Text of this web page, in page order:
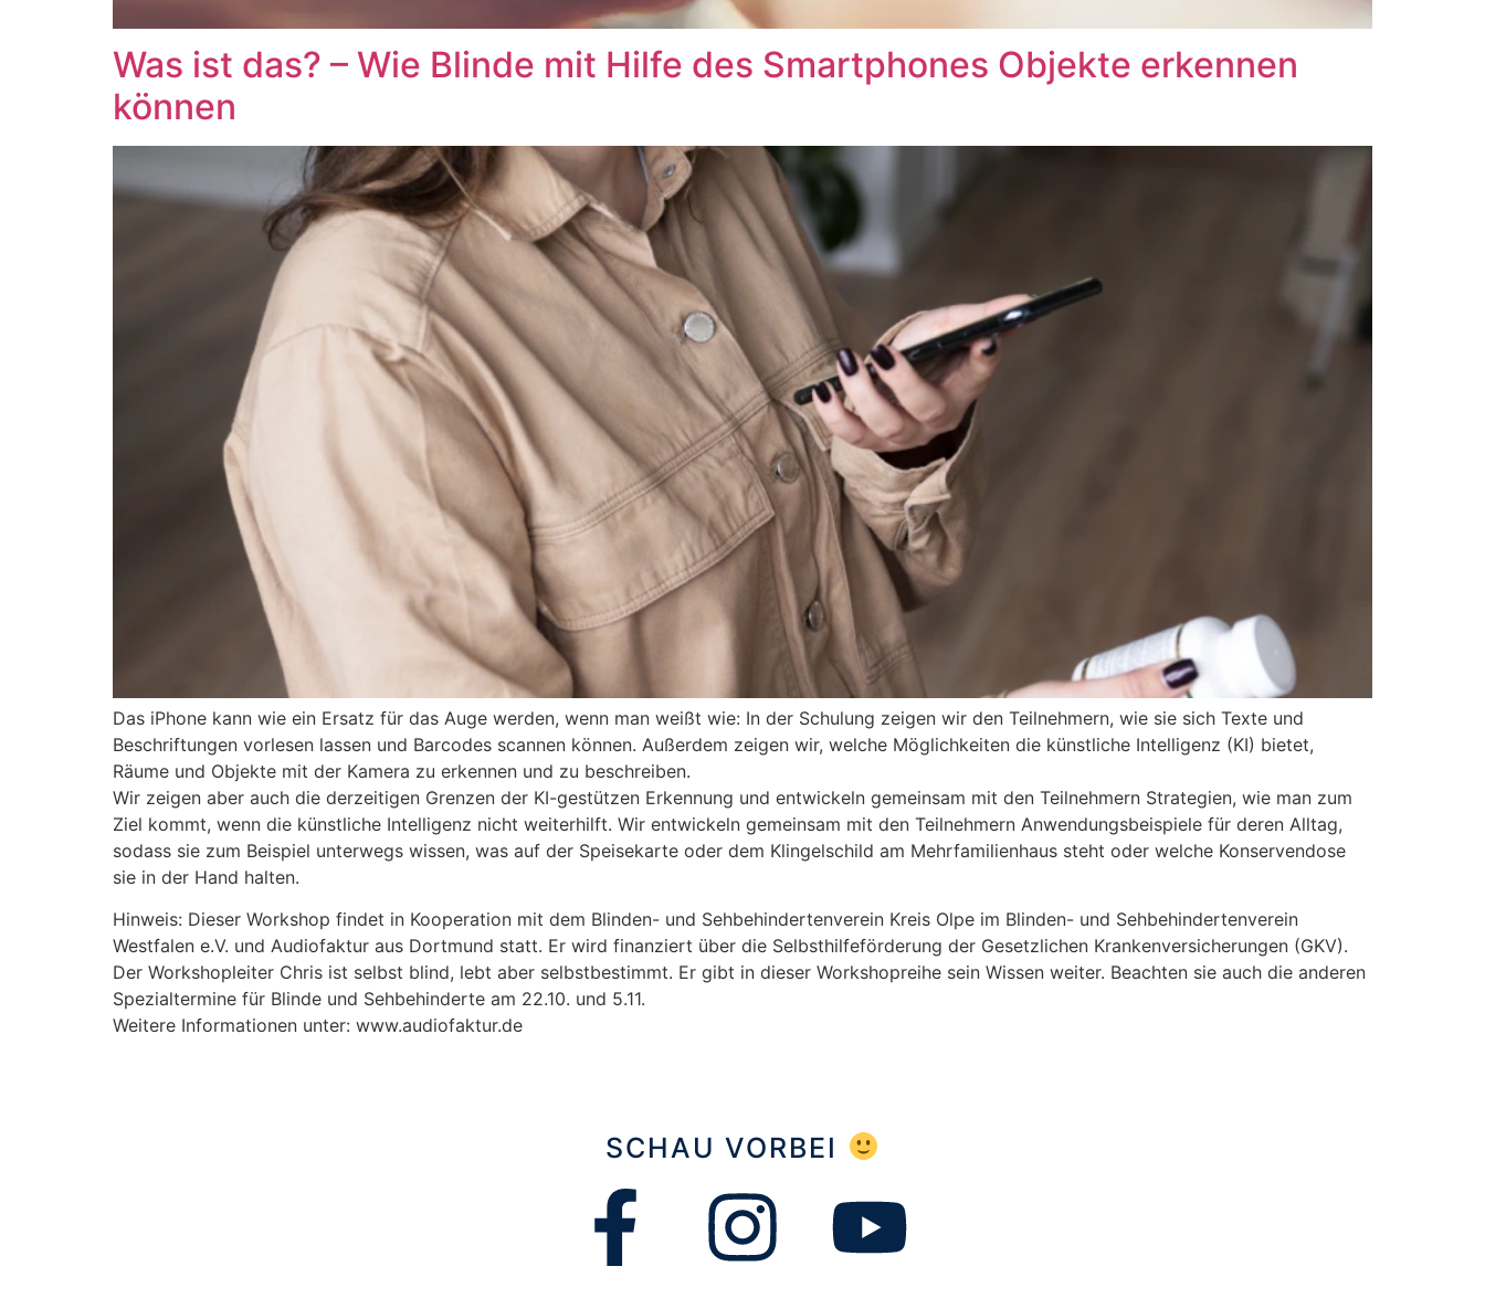
Was ist das? – Wie Blinde mit Hilfe des Smartphones Objekte erkennen
können
Das iPhone kann wie ein Ersatz für das Auge werden, wenn man weißt wie: In der Schulung zeigen wir den Teilnehmern, wie sie sich Texte und
Beschriftungen vorlesen lassen und Barcodes scannen können. Außerdem zeigen wir, welche Möglichkeiten die künstliche Intelligenz (KI) bietet,
Räume und Objekte mit der Kamera zu erkennen und zu beschreiben.
Wir zeigen aber auch die derzeitigen Grenzen der KI-gestützen Erkennung und entwickeln gemeinsam mit den Teilnehmern Strategien, wie man zum
Ziel kommt, wenn die künstliche Intelligenz nicht weiterhilft. Wir entwickeln gemeinsam mit den Teilnehmern Anwendungsbeispiele für deren Alltag,
sodass sie zum Beispiel unterwegs wissen, was auf der Speisekarte oder dem Klingelschild am Mehrfamilienhaus steht oder welche Konservendose
sie in der Hand halten.
Hinweis: Dieser Workshop findet in Kooperation mit dem Blinden- und Sehbehindertenverein Kreis Olpe im Blinden- und Sehbehindertenverein
Westfalen e.V. und Audiofaktur aus Dortmund statt. Er wird finanziert über die Selbsthilfeförderung der Gesetzlichen Krankenversicherungen (GKV).
Der Workshopleiter Chris ist selbst blind, lebt aber selbstbestimmt. Er gibt in dieser Workshopreihe sein Wissen weiter. Beachten sie auch die anderen
Spezialtermine für Blinde und Sehbehinderte am 22.10. und 5.11.
Weitere Informationen unter: www.audiofaktur.de
SCHAU VORBEI